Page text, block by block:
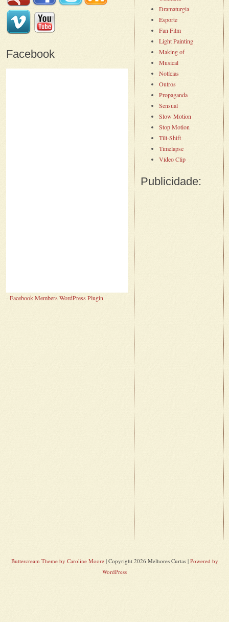
Facebook
-Facebook Members WordPress Plugin
Dramaturgia
Esporte
Fan Film
Light Painting
Making of
Musical
Notícias
Outros
Propaganda
Sensual
Slow Motion
Stop Motion
Tilt-Shift
Timelapse
Vídeo Clip
Publicidade:
Buttercream Theme by Caroline Moore| Copyright 2026 Melhores Curtas | Powered by
WordPress